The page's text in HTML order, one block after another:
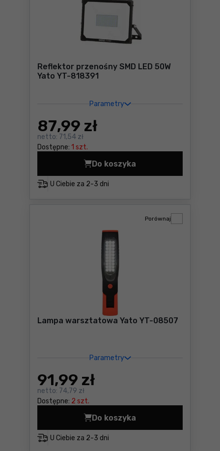
Reflektor przenośny SMD LED 50W
Yato YT-818391
Parametry
87,99 zł
netto: 71,54 zł
Dostępne: 1 szt.
U Ciebie za 2-3 dni
Do koszyka
Reflektor przenośny SMD
Lampa warsztatowa Yato YT-08507
Parametry
91,99 zł
netto: 74,79 zł
Dostępne: 2 szt.
Porównaj
U Ciebie za 2-3 dni
Do koszyka
Lampa warsztatowa Yato